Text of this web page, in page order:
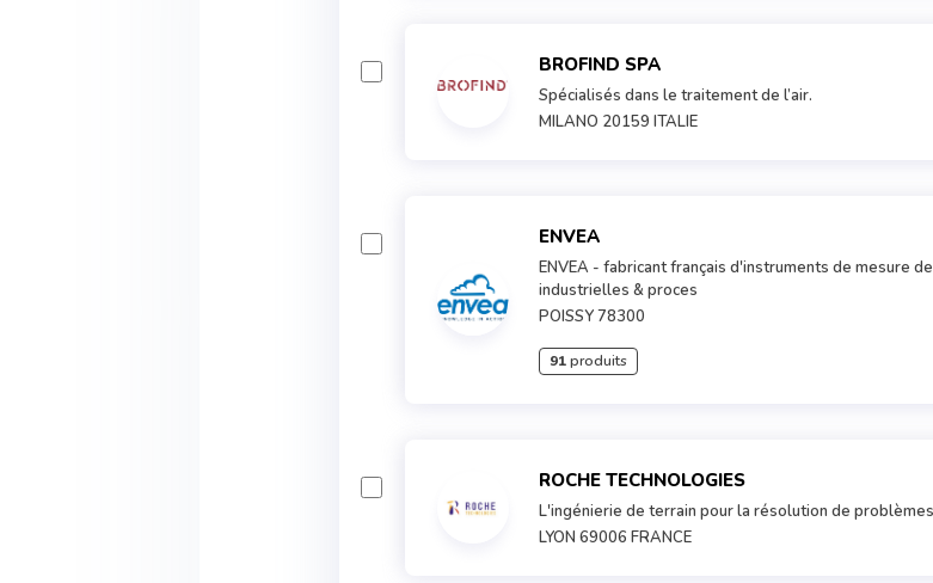
BROFIND SPA
Spécialisés dans le traitement de l’air.
MILANO 20159 ITALIE
ENVEA
ENVEA - fabricant français d'instruments de mesure
industrielles & proces
POISSY 78300
91produits
ROCHE TECHNOLOGIES
L'ingénierie de terrain pour la résolution de
LYON 69006 FRANCE